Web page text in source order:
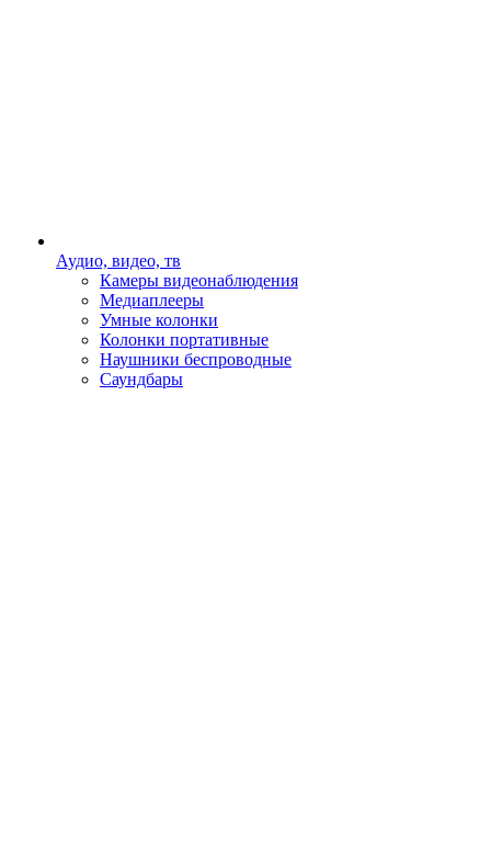
Аудио, видео, тв
Камеры видеонаблюдения
Медиаплееры
Умные колонки
Колонки портативные
Наушники беспроводные
Саундбары